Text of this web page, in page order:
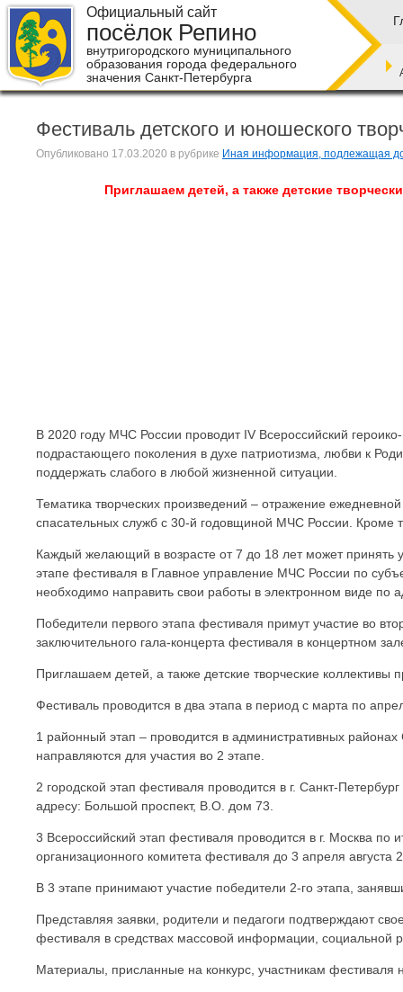
Официальный сайт
посёлок Репино
внутригородского муниципального
образования города федерального
значения Санкт-Петербурга
Фестиваль детского и юношеского
Опубликовано 17.03.2020 в рубрике Иная информация, подлежащая
Приглашаем детей, а также детские
В 2020 году МЧС России проводит IV Всероссийский
подрастающего поколения в духе патриотизма, любви к
поддержать слабого в любой жизненной ситуации.
Тематика творческих произведений – отражение
спасательных служб с 30-й годовщиной МЧС России. Кроме
Каждый желающий в возрасте от 7 до 18 лет может принять
этапе фестиваля в Главное управление МЧС России по
необходимо направить свои работы в электронном виде по
Победители первого этапа фестиваля примут участие во
заключительного гала-концерта фестиваля в концертном
Приглашаем детей, а также детские творческие коллективы
Фестиваль проводится в два этапа в период с марта по
1 районный этап – проводится в административных
направляются для участия во 2 этапе.
2 городской этап фестиваля проводится в г. Санкт-
адресу: Большой проспект, В.О. дом 73.
3 Всероссийский этап фестиваля проводится в г. Москва
организационного комитета фестиваля до 3 апреля августа
В 3 этапе принимают участие победители 2-го этапа,
Представляя заявки, родители и педагоги подтверждают
фестиваля в средствах массовой информации, социальной
Материалы, присланные на конкурс, участникам фестиваля